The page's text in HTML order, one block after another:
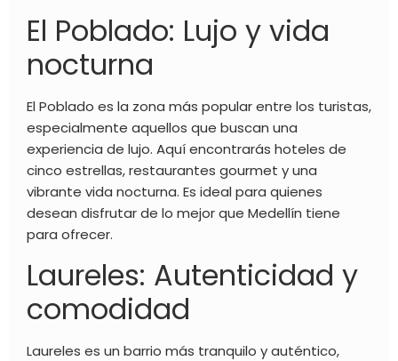
El Poblado: Lujo y vida
nocturna
El Poblado es la zona más popular entre los turistas,
especialmente aquellos que buscan una
experiencia de lujo. Aquí encontrarás hoteles de
cinco estrellas, restaurantes gourmet y una
vibrante vida nocturna. Es ideal para quienes
desean disfrutar de lo mejor que Medellín tiene
para ofrecer.
Laureles: Autenticidad y
comodidad
Laureles es un barrio más tranquilo y auténtico,